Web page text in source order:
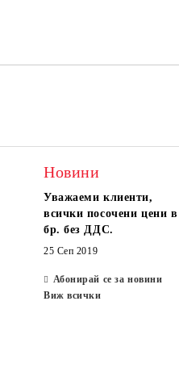
Новини
Уважаеми клиенти,
всички посочени цени
бр. без ДДС.
25 Сеп 2019
Абонирай се за новини
Виж всички